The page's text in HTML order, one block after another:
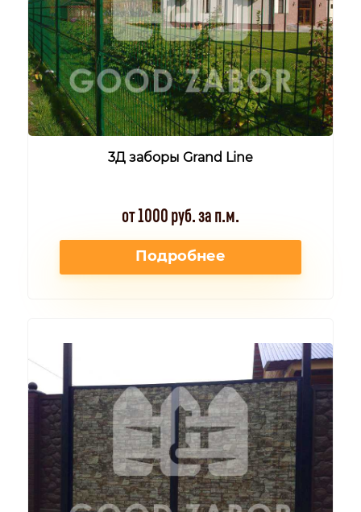
3Д заборы Grand Line
от 1000 руб. за п.м.
Подробнее